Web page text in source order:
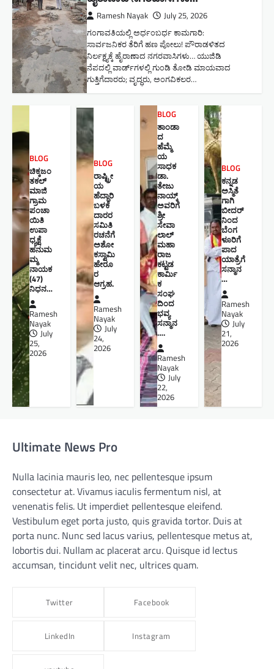
Ramesh Nayak July 25, 2026
ಗಂಗಾವತಿಯಲ್ಲಿ ಅರ್ಧಂಬರ್ಧ ಕಾಮಗಾರಿ:
ಸಾರ್ವಜನಿಕರ ತೆರಿಗೆ ಹಣ ಪೋಲು! ಪೌರಾಡಳಿತದ
ನಿರ್ಲಕ್ಷ್ಯಕ್ಕೆ ಹೈರಾಣಾದ ನಗರವಾಸಿಗಳು​… ಯುಜಿಡಿ
ನೆಪದಲ್ಲಿ ವಾರ್ಡ್‌ಗಳಲ್ಲಿ ಗುಂಡಿ ತೋಡಿ ಮಾಯವಾದ
ಗುತ್ತಿಗೆದಾರರು; ವೃದ್ಧರು, ಅಂಗವಿಕಲರ…
BLOG
ಚಿಕ್ಕಜಂ
ತಕಲ್
ಮಾಜಿ
ಗ್ರಾಮ
ಪಂಚಾ
ಯಿತಿ
ಉಪಾ
ಧ್ಯಕ್ಷೆ
ಹನುಮ
ಮ್ಮ
ನಾಯಕ
(47)
ನಿಧನ…
Ramesh
Nayak
July
25,
2026
BLOG
ರಾಷ್ಟ್ರೀ
ಯ
ಹೆದ್ದಾರಿ
ಬಳಕೆ
ದಾರರ
ಸಮಿತಿ
ರಚನೆಗೆ
ಅಶೋ
ಕಸ್ವಾಮಿ
ಹೇರೂ
ರ
ಆಗ್ರಹ.
Ramesh
Nayak
July
24,
2026
BLOG
ತಾಂಡಾ
ದ
ಹೆಮ್ಮೆ
ಯ
ಸಾಧಕ
ಡಾ.
ತೇಜು
ನಾಯ್ಕ್
ಅವರಿಗೆ
ಶ್ರೀ
ಸೇವಾ
ಲಾಲ್
ಮಹಾ
ರಾಜ
ಕಟ್ಟಡ
ಕಾರ್ಮಿ
ಕ
ಸಂಘ
ದಿಂದ
ಭವ್ಯ
ಸನ್ಮಾನ
….
Ramesh
Nayak
July
22,
2026
BLOG
ಕನ್ನಡ
ಅಸ್ಮಿತೆ
ಗಾಗಿ
ಬೀದರ್
ನಿಂದ
ಬೆಂಗ
ಳೂರಿಗೆ
ಪಾದ
ಯಾತ್ರೆಗೆ
ಸನ್ಮಾನ
…
Ramesh
Nayak
July
21,
2026
Ultimate News Pro
Nulla lacinia mauris leo, nec pellentesque ipsum
consectetur at. Vivamus iaculis fermentum nisl, at
venenatis felis. Ut imperdiet pellentesque eleifend.
Vestibulum eget porta justo, quis gravida tortor. Duis at
porta nunc. Nunc sed lacus varius, pellentesque metus at,
lobortis dui. Nullam ac placerat arcu. Quisque id lectus
accumsan, tincidunt velit nec, ultrices quam.
Twitter Facebook
LinkedIn Instagram